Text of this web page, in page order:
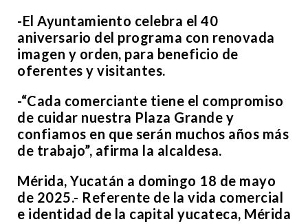
-El Ayuntamiento celebra el 40
aniversario del programa con renovada
imagen y orden, para beneficio de
oferentes y visitantes.
-“Cada comerciante tiene el compromiso
de cuidar nuestra Plaza Grande y
confiamos en que serán muchos años más
de trabajo”, afirma la alcaldesa.
Mérida, Yucatán a domingo 18 de mayo
de 2025.- Referente de la vida comercial
e identidad de la capital yucateca, Mérida